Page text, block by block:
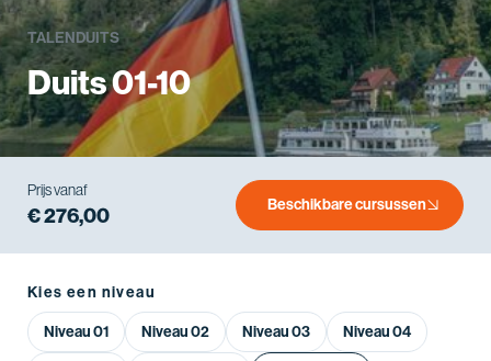
Prijs vanaf
€ 276,00 Beschikbare cursussen
TALENDUITS
Duits 01-10
Kies een niveau
Niveau 01 Niveau 02 Niveau 03 Niveau 04